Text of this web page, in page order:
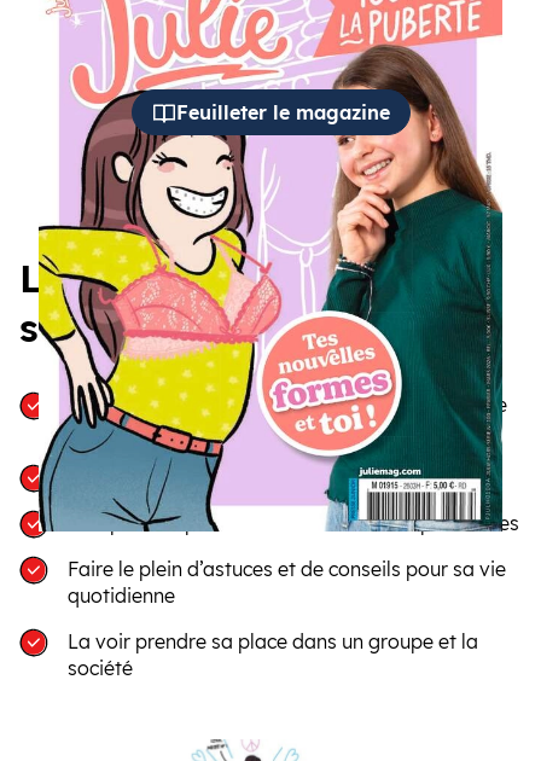
Feuilleter le magazine
Les 5 bonnes raisons de
s’abonner à JULIE
Trouver des réponses aux questions que se pose
votre fille
Voir votre fille prendre confiance en elle
S’inspirer du parcours de femmes exceptionnelles
Faire le plein d’astuces et de conseils pour sa vie
quotidienne
La voir prendre sa place dans un groupe et la
société